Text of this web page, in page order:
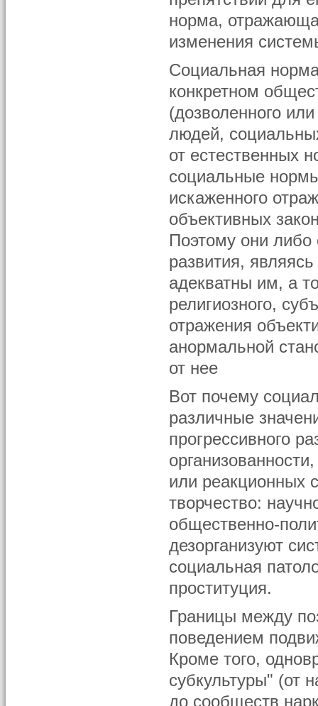
норма,
изменения
Социальная
конкретном
(дозволенного
людей,
от естественных
социальные
искаженного
объективных
Поэтому они либо
развития,
адекватны им, а
религиозного,
отражения
анормальной
от нее
Вот почему
различные
прогрессивного
или реакционных
творчество:
общественно-
дезорганизуют
социальная
проституция.
Границы между
поведением
Кроме того,
субкультуры" (от
до сообществ